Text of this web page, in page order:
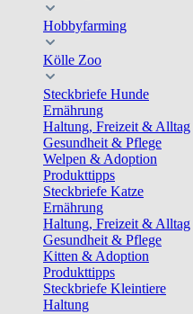
Hobbyfarming
Kölle Zoo
Steckbriefe Hunde
Ernährung
Haltung, Freizeit & Alltag
Gesundheit & Pflege
Welpen & Adoption
Produkttipps
Steckbriefe Katze
Ernährung
Haltung, Freizeit & Alltag
Gesundheit & Pflege
Kitten & Adoption
Produkttipps
Steckbriefe Kleintiere
Haltung